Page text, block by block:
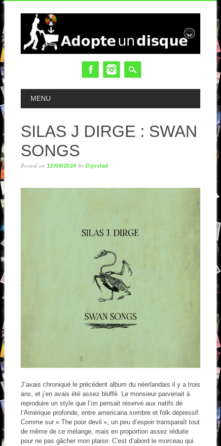
MAIN MENU
MENU
SILAS J DIRGE : SWAN
SONGS
Posted on12/08/2024 byDyvvlad
J’avais chroniqué le précédent album du néerlandais il y a trois
ans, et j’en avais été assez bluffé. Le monsieur parvenait à
reproduire un style que l’on pensait réservé aux natifs de
l’Amérique profonde, entre americana sombre et folk dépressif.
Comme sur « The poor devil », un peu d’espoir transparaît tout
de même de ce mélange, mais en proportion assez réduite
pour ne pas gâcher mon plaisir. C’est d’abord le morceau qui